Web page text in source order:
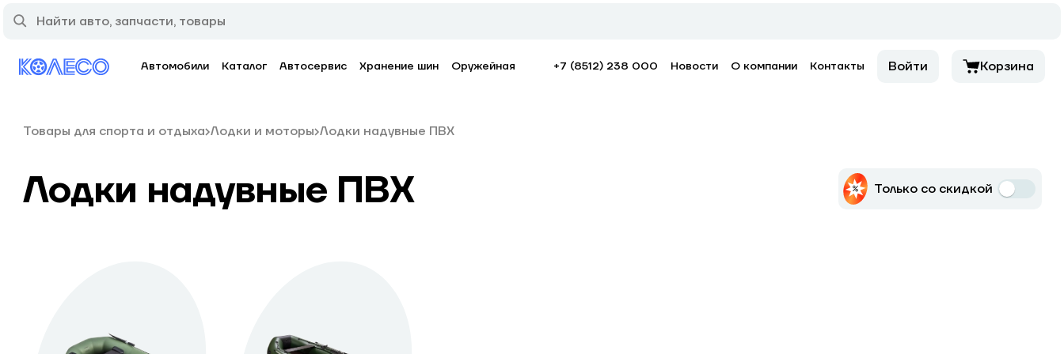
Автомобили Каталог Автосервис Хранение шин Оружейная +7 (8512) 238 000 Новости О компании Контакты Войти Корзина
Товары для спорта и отдыха Лодки и моторы Лодки надувные ПВХ
Лодки надувные ПВХ Только со скидкой